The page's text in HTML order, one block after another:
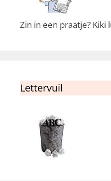
Zin in een praatje? Kiki
Lettervuil